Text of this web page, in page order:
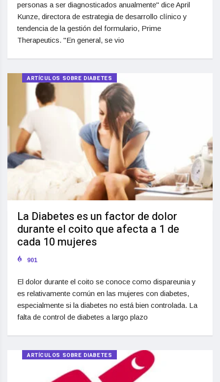
personas a ser diagnosticados anualmente" dice April
Kunze, directora de estrategia de desarrollo clínico y
tendencia de la gestión del formulario, Prime
Therapeutics. "En general, se vio
ARTÍCULOS SOBRE DIABETES
La Diabetes es un factor de dolor
durante el coito que afecta a 1 de
cada 10 mujeres
901
El dolor durante el coito se conoce como dispareunia y
es relativamente común en las mujeres con diabetes,
especialmente si la diabetes no está bien controlada. La
falta de control de diabetes a largo plazo
ARTÍCULOS SOBRE DIABETES